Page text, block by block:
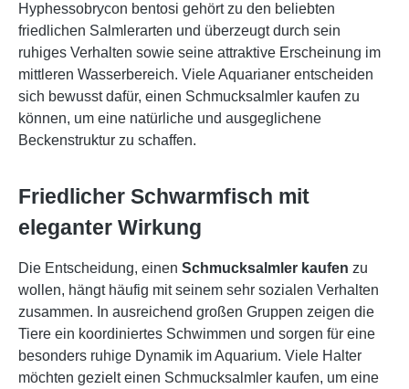
Hyphessobrycon bentosi gehört zu den beliebten
friedlichen Salmlerarten und überzeugt durch sein
ruhiges Verhalten sowie seine attraktive Erscheinung im
mittleren Wasserbereich. Viele Aquarianer entscheiden
sich bewusst dafür, einen Schmucksalmler kaufen zu
können, um eine natürliche und ausgeglichene
Beckenstruktur zu schaffen.
Friedlicher Schwarmfisch mit
eleganter Wirkung
Die Entscheidung, einen Schmucksalmler kaufen zu
wollen, hängt häufig mit seinem sehr sozialen Verhalten
zusammen. In ausreichend großen Gruppen zeigen die
Tiere ein koordiniertes Schwimmen und sorgen für eine
besonders ruhige Dynamik im Aquarium. Viele Halter
möchten gezielt einen Schmucksalmler kaufen, um eine